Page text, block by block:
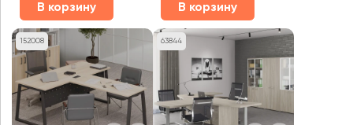
В корзину В корзину
152008 63844